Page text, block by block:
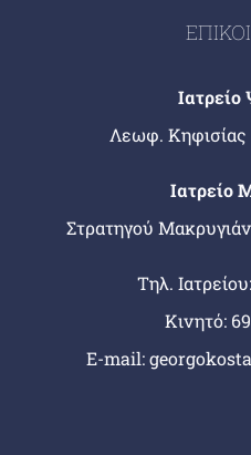
Ιατρείο
Λεωφ. Κηφισίας
Ιατρείο
Στρατηγού
Tηλ. Ιατρείου:
Κινητό:
E-mail: